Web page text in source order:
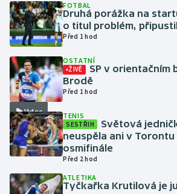
Krasobruslení
Lezení
Lyže a snowboard
Moderní pětiboj
Motorsport
Olympijské hry
Parasport
FOTBAL
Druhá porážka na
o titul problém,
Před 1 hod
Video
OSTATNÍ
ŽIVĚ
SP v orientačním
Brodě
Před 1 hod
TENIS
SESTŘIH
Světová
neuspěla ani v Torontu
osmifinále
Před 2 hod
ATLETIKA
Tyčkařka Krutilová je